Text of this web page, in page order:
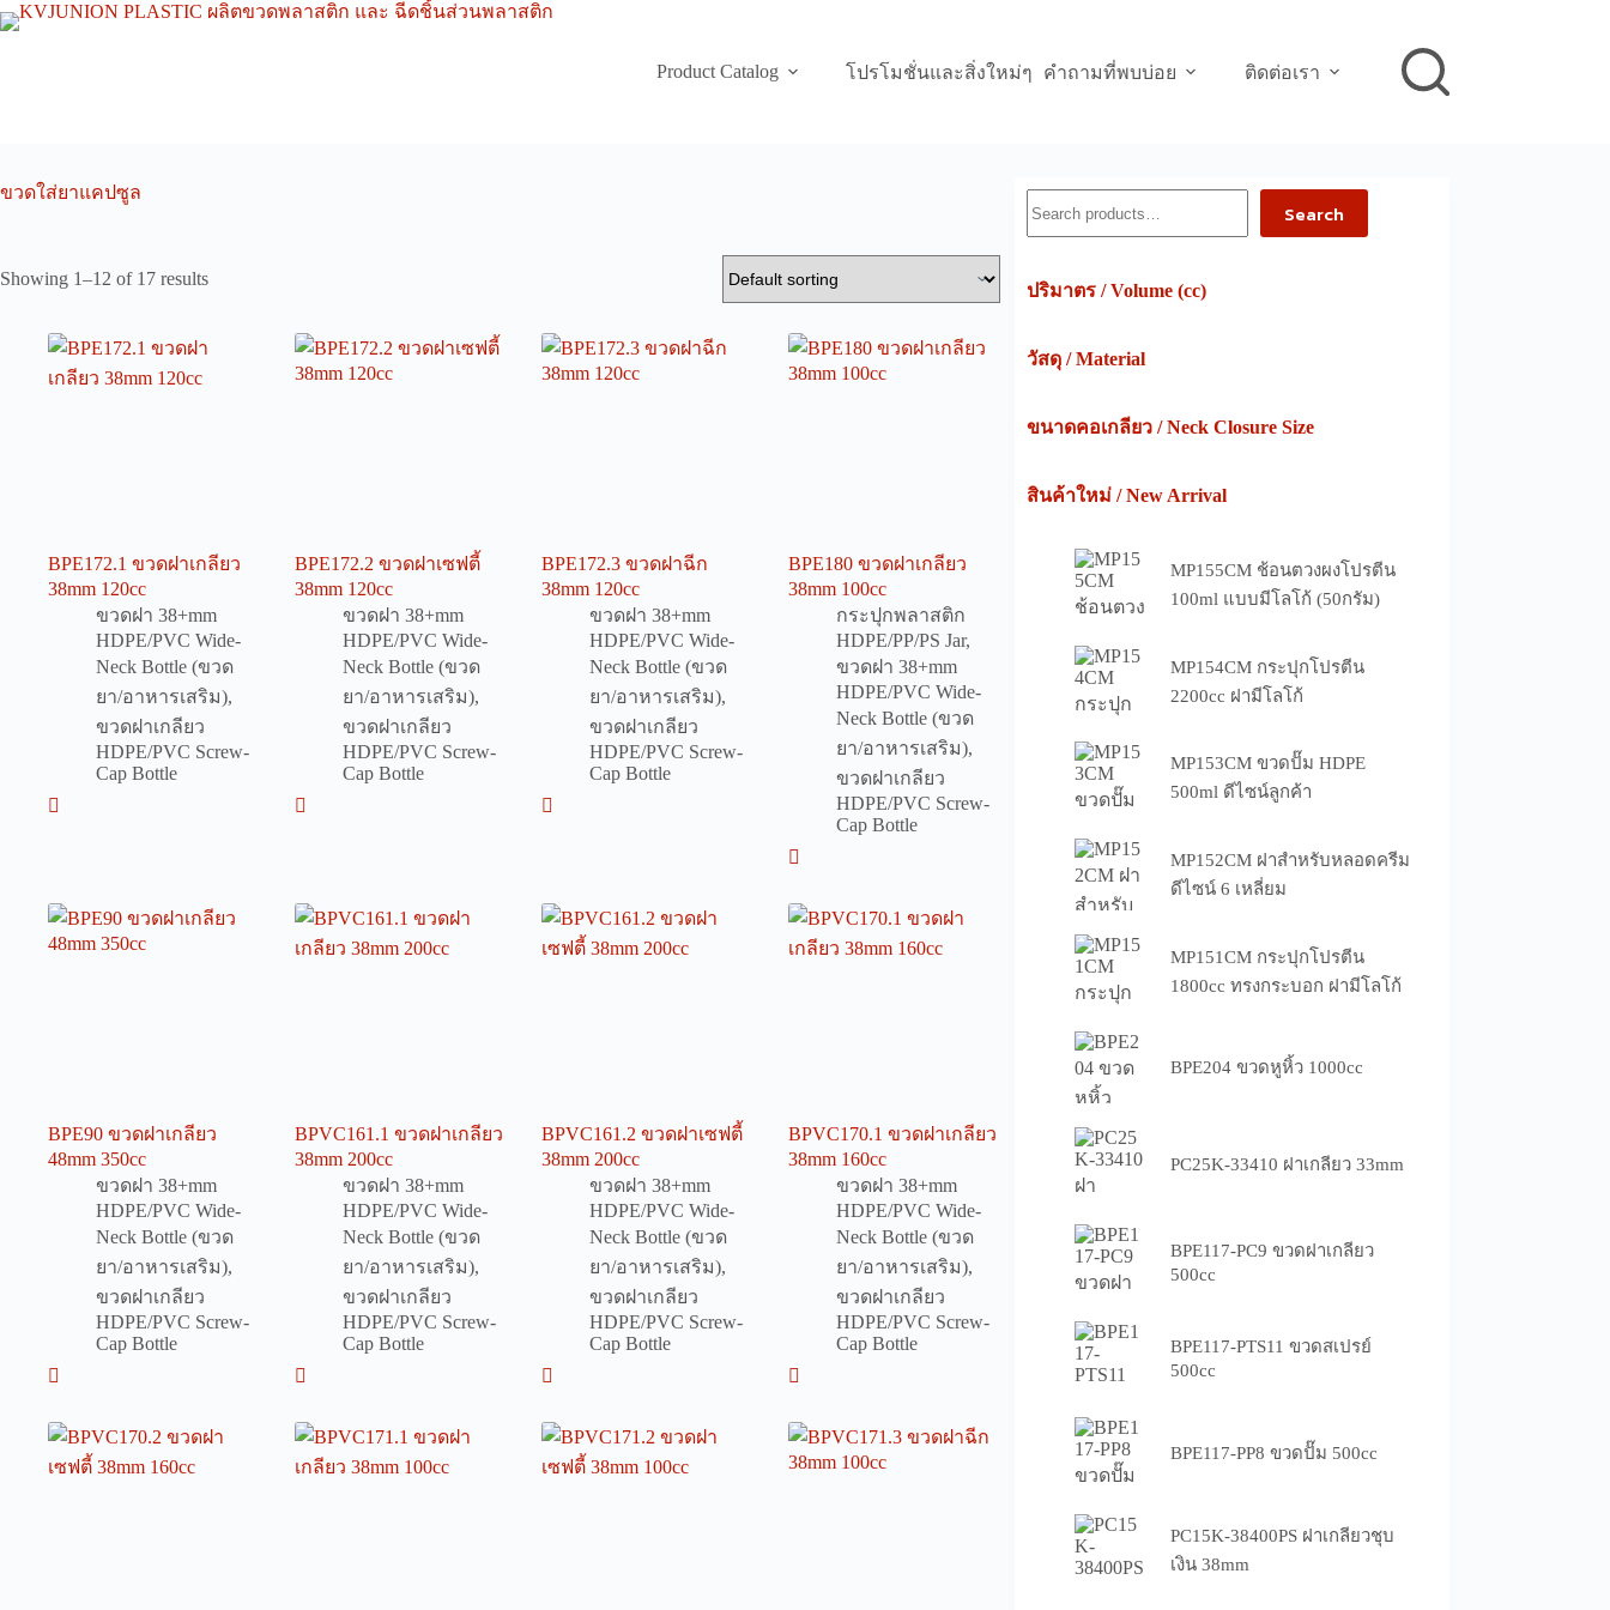
Skip
to
Product Catalog
โปรโมชั่นและสิ่งใหม่ๆ คำถามที่พบบ่อย ติดต่อเรา
ขวดใส่ยาแคปซูล
Showing 1–12 of 17 results
BPE172.1 ขวดฝาเกลียว
38mm 120cc
ขวดฝา 38+mm
HDPE/PVC Wide-
Neck Bottle (ขวด
ยา/อาหารเสริม),
ขวดฝาเกลียว
HDPE/PVC Screw-
Cap Bottle
BPE172.2 ขวดฝาเซฟตี้
38mm 120cc
ขวดฝา 38+mm
HDPE/PVC Wide-
Neck Bottle (ขวด
ยา/อาหารเสริม),
ขวดฝาเกลียว
HDPE/PVC Screw-
Cap Bottle
BPE172.3 ขวดฝาฉีก
38mm 120cc
ขวดฝา 38+mm
HDPE/PVC Wide-
Neck Bottle (ขวด
ยา/อาหารเสริม),
ขวดฝาเกลียว
HDPE/PVC Screw-
Cap Bottle
BPE180 ขวดฝาเกลียว
38mm 100cc
กระปุกพลาสติก
HDPE/PP/PS Jar,
ขวดฝา 38+mm
HDPE/PVC Wide-
Neck Bottle (ขวด
ยา/อาหารเสริม),
ขวดฝาเกลียว
HDPE/PVC Screw-
Cap Bottle
BPE90 ขวดฝาเกลียว
48mm 350cc
ขวดฝา 38+mm
HDPE/PVC Wide-
Neck Bottle (ขวด
ยา/อาหารเสริม),
ขวดฝาเกลียว
HDPE/PVC Screw-
Cap Bottle
BPVC161.1 ขวดฝาเกลียว
38mm 200cc
ขวดฝา 38+mm
HDPE/PVC Wide-
Neck Bottle (ขวด
ยา/อาหารเสริม),
ขวดฝาเกลียว
HDPE/PVC Screw-
Cap Bottle
BPVC161.2 ขวดฝาเซฟตี้
38mm 200cc
ขวดฝา 38+mm
HDPE/PVC Wide-
Neck Bottle (ขวด
ยา/อาหารเสริม),
ขวดฝาเกลียว
HDPE/PVC Screw-
Cap Bottle
BPVC170.1 ขวดฝาเกลียว
38mm 160cc
ขวดฝา 38+mm
HDPE/PVC Wide-
Neck Bottle (ขวด
ยา/อาหารเสริม),
ขวดฝาเกลียว
HDPE/PVC Screw-
Cap Bottle
Search
ปริมาตร / Volume (cc)
วัสดุ / Material
ขนาดคอเกลียว / Neck Closure Size
สินค้าใหม่ / New Arrival
MP155CM ช้อนตวงผงโปรตีน
100ml แบบมีโลโก้ (50กรัม)
MP154CM กระปุกโปรตีน
2200cc ฝามีโลโก้
MP153CM ขวดปั๊ม HDPE
500ml ดีไซน์ลูกค้า
MP152CM ฝาสำหรับหลอดครีม
ดีไซน์ 6 เหลี่ยม
MP151CM กระปุกโปรตีน
1800cc ทรงกระบอก ฝามีโลโก้
BPE204 ขวดหูหิ้ว 1000cc
PC25K-33410 ฝาเกลียว 33mm
BPE117-PC9 ขวดฝาเกลียว
500cc
BPE117-PTS11 ขวดสเปรย์
500cc
BPE117-PP8 ขวดปั๊ม 500cc
PC15K-38400PS ฝาเกลียวชุบ
เงิน 38mm